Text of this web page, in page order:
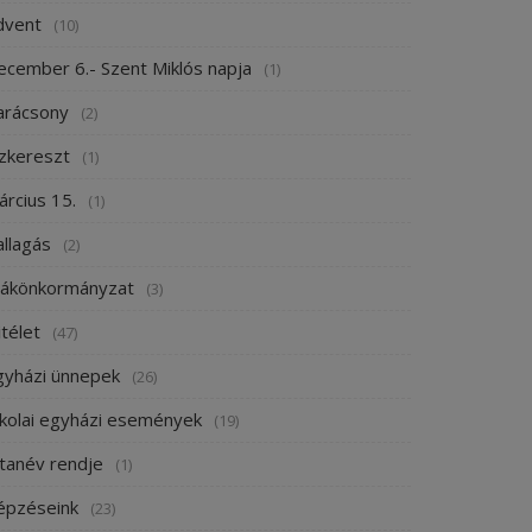
(10)
6.- Szent Miklós napja (1)
(2)
(1)
15. (1)
(2)
(3)
(47)
ünnepek (26)
egyházi események (19)
rendje (1)
(23)